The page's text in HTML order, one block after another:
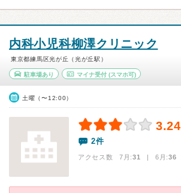
内科小児科柳澤クリニック
東京都練馬区光が丘（光が丘駅）
駐車場あり マイナ受付(スマホ可)
土曜（〜12:00）
3.24
2件
アクセス数 7月:31 | 6月:36